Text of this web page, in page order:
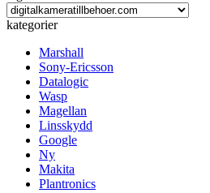
kategorier
Marshall
Sony-Ericsson
Datalogic
Wasp
Magellan
Linsskydd
Google
Ny
Makita
Plantronics